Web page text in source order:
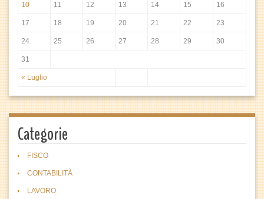
« Luglio
10 11 12 13 14 15 16
17 18 19 20 21 22 23
24 25 26 27 28 29 30
31
Categorie
FISCO
CONTABILITÀ
LAVORO